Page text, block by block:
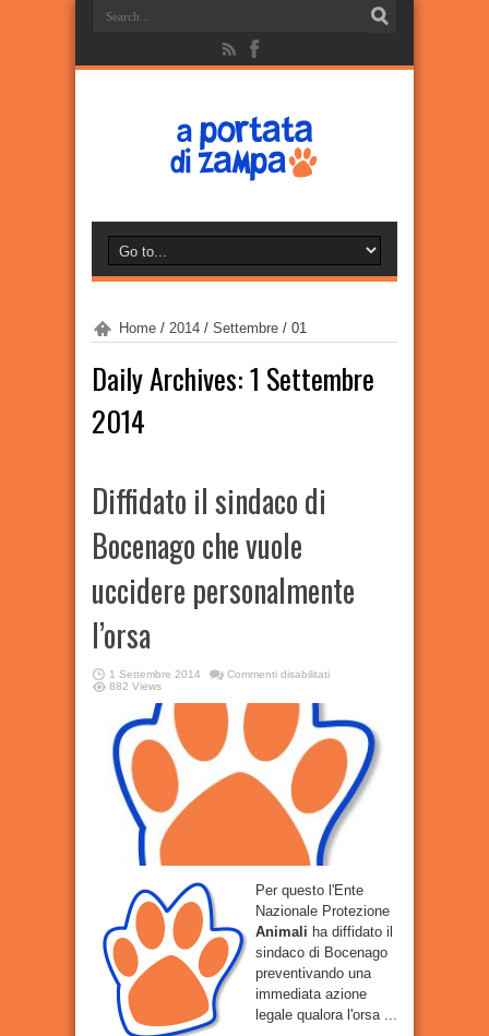
Home / 2014 / Settembre / 01
Daily Archives:1 Settembre
2014
Diffidato il sindaco di
Bocenago che vuole
uccidere personalmente
l’orsa
1 Settembre 2014 Commenti disabilitatisu
di
Bocenago
che
vuole
uccidere
personalmente
l’orsa
882 Views
Per questo l'Ente
Nazionale Protezione
Animali ha diffidato il
sindaco di Bocenago
preventivando una
immediata azione
legale qualora l'orsa ...